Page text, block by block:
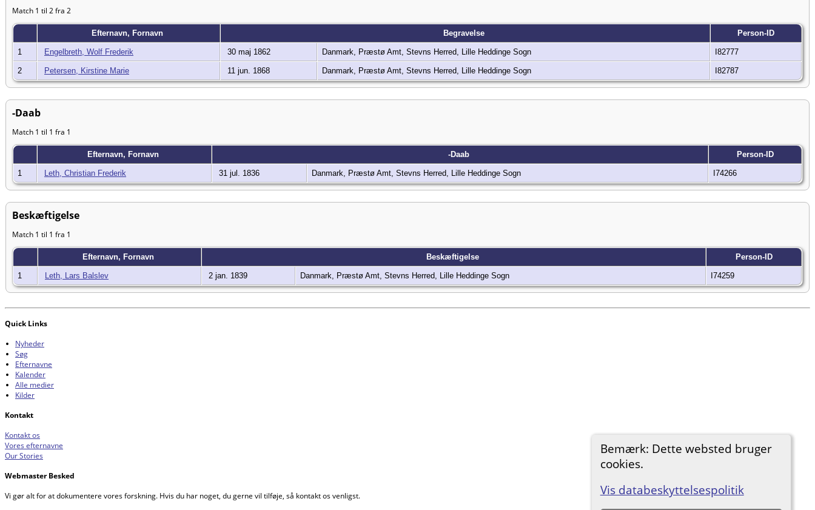
Bemærk: Dette websted bruger
cookies.
Vis databeskyttelsespolitik
Match 1 til 2 fra 2
Efternavn, Fornavn Begravelse Person-ID
1 Engelbreth, Wolf Frederik 30 maj 1862 Danmark, Præstø Amt, Stevns Herred, Lille Heddinge Sogn I82777
2 Petersen, Kirstine Marie 11 jun. 1868 Danmark, Præstø Amt, Stevns Herred, Lille Heddinge Sogn I82787
-Daab
Match 1 til 1 fra 1
Efternavn, Fornavn -Daab Person-ID
1 Leth, Christian Frederik 31 jul. 1836 Danmark, Præstø Amt, Stevns Herred, Lille Heddinge Sogn I74266
Beskæftigelse
Match 1 til 1 fra 1
Efternavn, Fornavn Beskæftigelse Person-ID
1 Leth, Lars Balslev 2 jan. 1839 Danmark, Præstø Amt, Stevns Herred, Lille Heddinge Sogn I74259
Quick Links
Nyheder
Søg
Efternavne
Kalender
Alle medier
Kilder
Kontakt
Kontakt os
Vores efternavne
Our Stories
Webmaster Besked
Vi gør alt for at dokumentere vores forskning. Hvis du har noget, du gerne vil tilføje, så kontakt os venligst.